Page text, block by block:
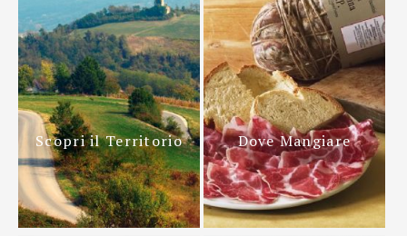
Scopri il Territorio Dove Mangiare